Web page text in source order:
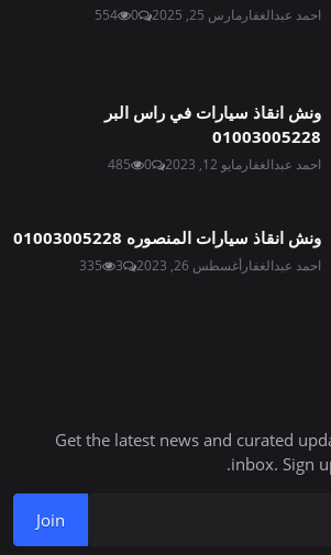
احمد عبدالغفار مارس 25, 2025 0
554
ونش انقاذ سيارات في راس البر
01003005228
احمد عبدالغفار مايو 12, 2023 0
485
ونش انقاذ سيارات المنصوره 01003005228
احمد عبدالغفار أغسطس 26, 2023 3
335
Get the latest news and curated
inbox. Sign
Join